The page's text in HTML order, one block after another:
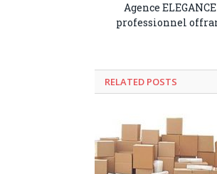
Agence
professionnel
RELATED POSTS